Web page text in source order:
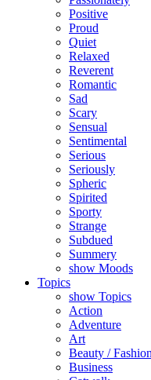
Positive
Proud
Quiet
Relaxed
Reverent
Romantic
Sad
Scary
Sensual
Sentimental
Serious
Seriously
Spheric
Spirited
Sporty
Strange
Subdued
Summery
show Moods
Topics
show Topics
Action
Adventure
Art
Beauty / Fashion
Business